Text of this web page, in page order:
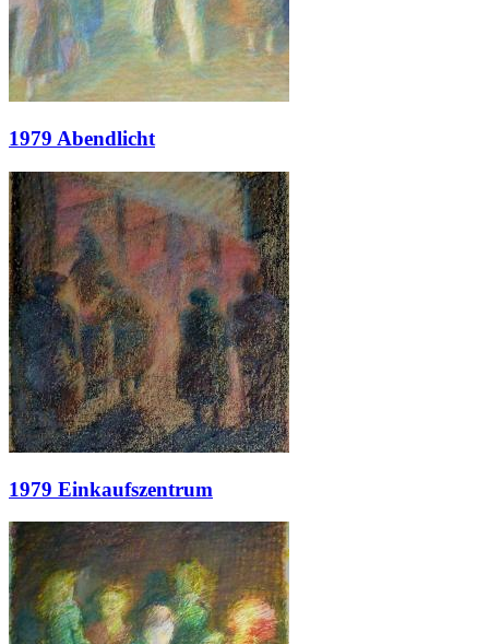
1979 Abendlicht
1979 Einkaufszentrum